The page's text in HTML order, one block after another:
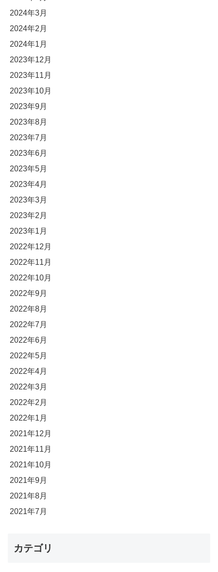
2024年3月
2024年2月
2024年1月
2023年12月
2023年11月
2023年10月
2023年9月
2023年8月
2023年7月
2023年6月
2023年5月
2023年4月
2023年3月
2023年2月
2023年1月
2022年12月
2022年11月
2022年10月
2022年9月
2022年8月
2022年7月
2022年6月
2022年5月
2022年4月
2022年3月
2022年2月
2022年1月
2021年12月
2021年11月
2021年10月
2021年9月
2021年8月
2021年7月
カテゴリ